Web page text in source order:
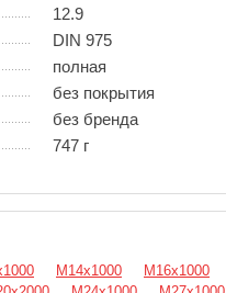
12.9
DIN 975
полная
без покрытия
без бренда
747 г
М14х1000 М16х1000